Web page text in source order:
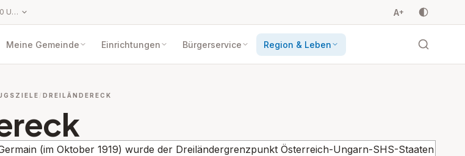
Montag bis Donnerstag: 07.00 bis 15.30 Uhr Freitag: 07.00 bis 13.00 Uhr An gesetzlichen Feiertagen, Karfreitag, Landesfeiertag (11.11.), Heiliger Abend (24.12.) und Silvester (31.12.) ist das Gemeindeamt geschlossen. A+
Meine Gemeinde Einrichtungen Bürgerservice Region & Leben
DREILÄNDERECK
(im Oktober 1919) wurde der Dreiländergrenzpunkt Österreich-Ungarn-SHS-Staaten